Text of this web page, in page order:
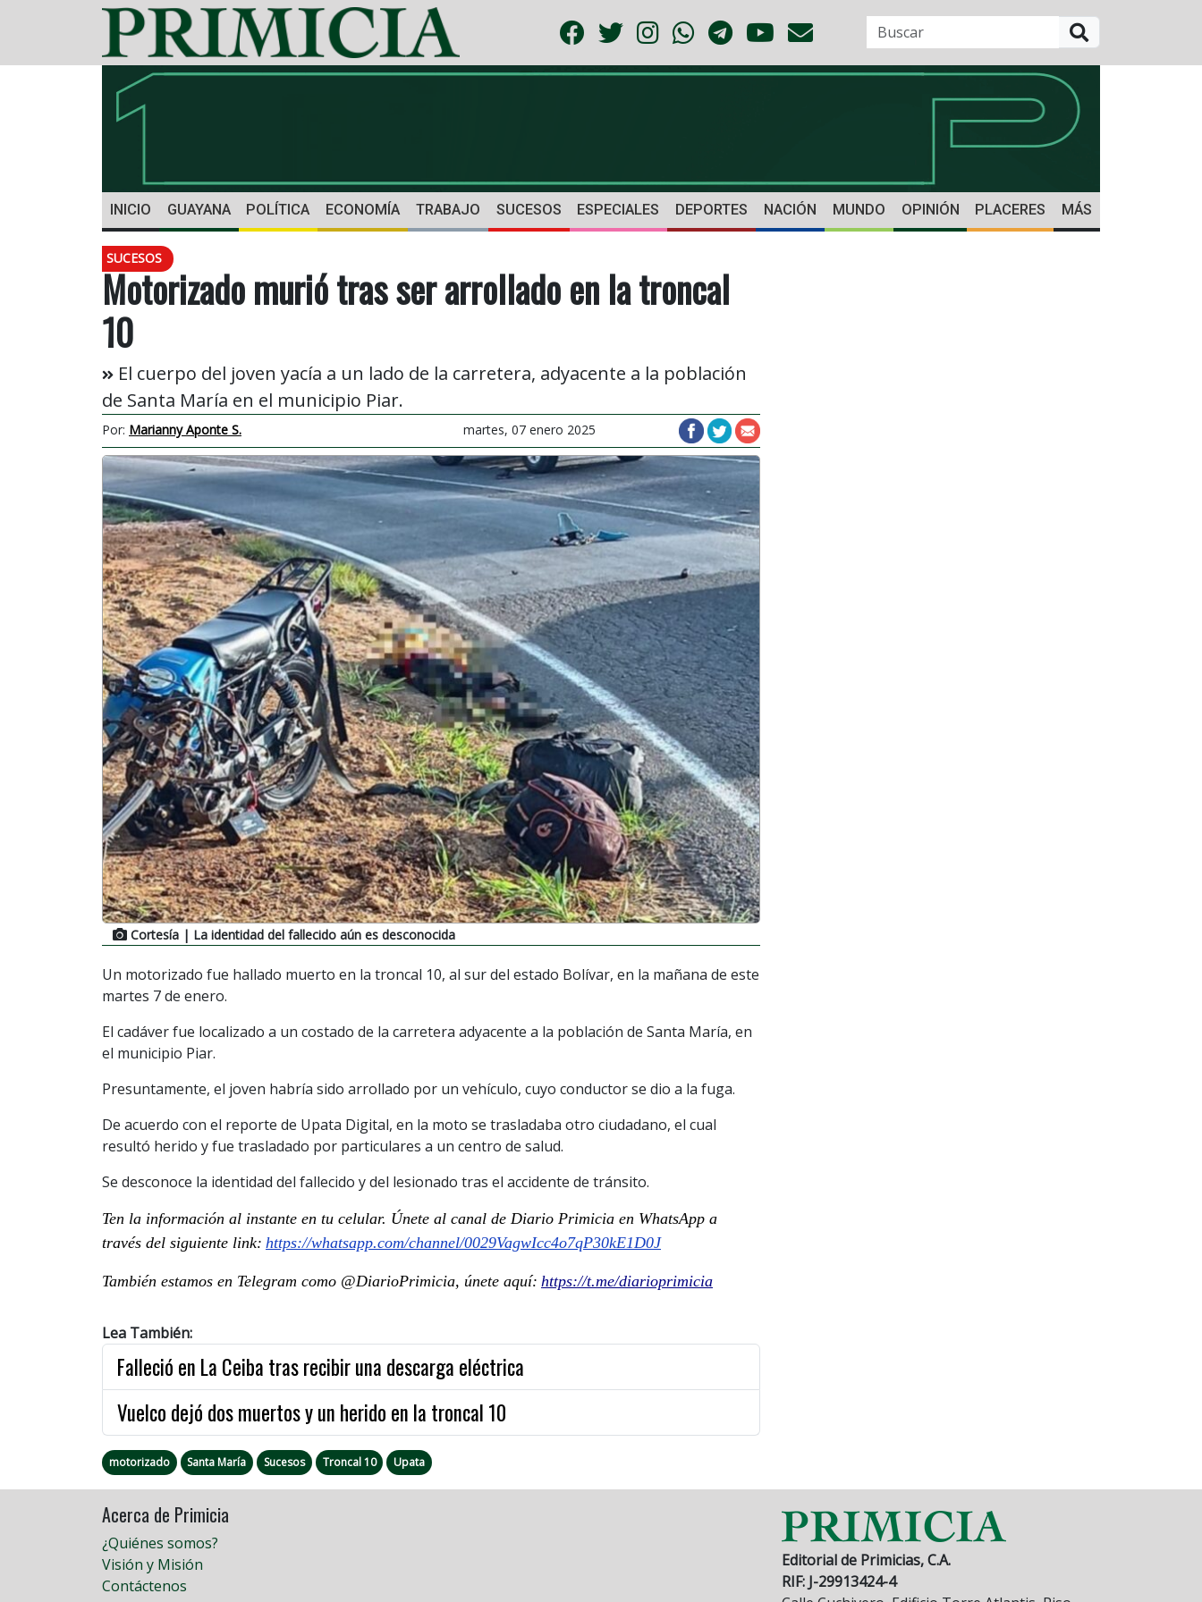
INICIO GUAYANA POLÍTICA ECONOMÍA TRABAJO SUCESOS ESPECIALES DEPORTES NACIÓN MUNDO OPINIÓN PLACERES MÁS
SUCESOS
Motorizado murió tras ser arrollado en la troncal
10
El cuerpo del joven yacía a un lado de la carretera, adyacente a la población
de Santa María en el municipio Piar.
Por: Marianny Aponte S. martes, 07 enero 2025
Cortesía | La identidad del fallecido aún es desconocida
Un motorizado fue hallado muerto en la troncal 10, al sur del estado Bolívar, en la mañana de este
martes 7 de enero.
El cadáver fue localizado a un costado de la carretera adyacente a la población de Santa María, en
el municipio Piar.
Presuntamente, el joven habría sido arrollado por un vehículo, cuyo conductor se dio a la fuga.
De acuerdo con el reporte de Upata Digital, en la moto se trasladaba otro ciudadano, el cual
resultó herido y fue trasladado por particulares a un centro de salud.
Se desconoce la identidad del fallecido y del lesionado tras el accidente de tránsito.
Ten la información al instante en tu celular. Únete al canal de Diario Primicia en WhatsApp a
través del siguiente link: https://whatsapp.com/channel/0029VagwIcc4o7qP30kE1D0J
También estamos en Telegram como @DiarioPrimicia, únete aquí: https://t.me/diarioprimicia
Lea También:
Falleció en La Ceiba tras recibir una descarga eléctrica
Vuelco dejó dos muertos y un herido en la troncal 10
motorizado Santa María Sucesos Troncal 10 Upata
Acerca de Primicia
¿Quiénes somos?
Visión y Misión
Contáctenos
Editorial de Primicias, C.A.
RIF: J-29913424-4